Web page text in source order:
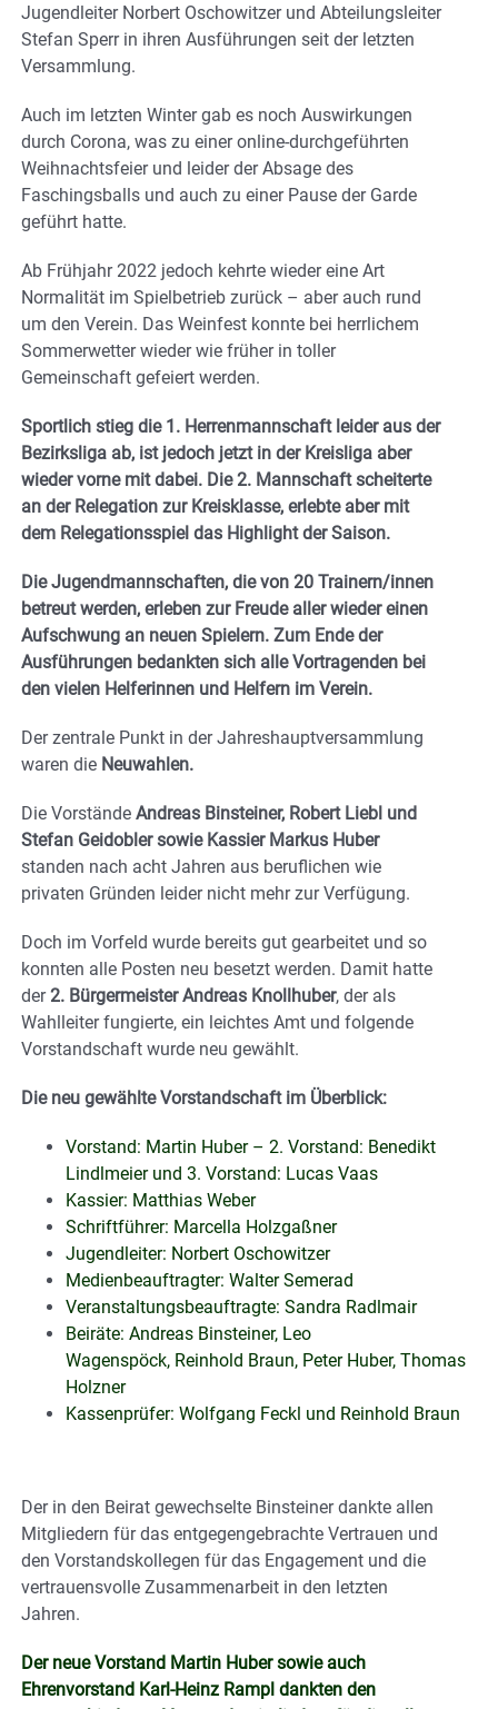
Jugendleiter Norbert Oschowitzer und Abteilungsleiter
Stefan Sperr in ihren Ausführungen seit der letzten
Versammlung.
Auch im letzten Winter gab es noch Auswirkungen
durch Corona, was zu einer online-durchgeführten
Weihnachtsfeier und leider der Absage des
Faschingsballs und auch zu einer Pause der Garde
geführt hatte.
Ab Frühjahr 2022 jedoch kehrte wieder eine Art
Normalität im Spielbetrieb zurück – aber auch rund
um den Verein. Das Weinfest konnte bei herrlichem
Sommerwetter wieder wie früher in toller
Gemeinschaft gefeiert werden.
Sportlich stieg die 1. Herrenmannschaft leider aus der
Bezirksliga ab, ist jedoch jetzt in der Kreisliga aber
wieder vorne mit dabei. Die 2. Mannschaft scheiterte
an der Relegation zur Kreisklasse, erlebte aber mit
dem Relegationsspiel das Highlight der Saison.
Die Jugendmannschaften, die von 20 Trainern/innen
betreut werden, erleben zur Freude aller wieder einen
Aufschwung an neuen Spielern. Zum Ende der
Ausführungen bedankten sich alle Vortragenden bei
den vielen Helferinnen und Helfern im Verein.
Der zentrale Punkt in der Jahreshauptversammlung
waren die Neuwahlen.
Die Vorstände Andreas Binsteiner, Robert Liebl und
Stefan Geidobler sowie Kassier Markus Huber
standen nach acht Jahren aus beruflichen wie
privaten Gründen leider nicht mehr zur Verfügung.
Doch im Vorfeld wurde bereits gut gearbeitet und so
konnten alle Posten neu besetzt werden. Damit hatte
der2. Bürgermeister Andreas Knollhuber, der als
Wahlleiter fungierte, ein leichtes Amt und folgende
Vorstandschaft wurde neu gewählt.
Die neu gewählte Vorstandschaft im Überblick:
Vorstand: Martin Huber – 2. Vorstand: Benedikt
Lindlmeier und 3. Vorstand: Lucas Vaas
Kassier: Matthias Weber
Schriftführer: Marcella Holzgaßner
Jugendleiter: Norbert Oschowitzer
Medienbeauftragter: Walter Semerad
Veranstaltungsbeauftragte: Sandra Radlmair
Beiräte: Andreas Binsteiner, Leo
Wagenspöck, Reinhold Braun, Peter Huber, Thomas
Holzner
Kassenprüfer: Wolfgang Feckl und Reinhold Braun
Der in den Beirat gewechselte Binsteiner dankte allen
Mitgliedern für das entgegengebrachte Vertrauen und
den Vorstandskollegen für das Engagement und die
vertrauensvolle Zusammenarbeit in den letzten
Jahren.
Der neue Vorstand Martin Huber sowie auch
Ehrenvorstand Karl-Heinz Rampl dankten den